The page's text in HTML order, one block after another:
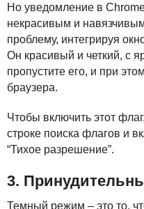
Но уведомление в
некрасивым и
проблему, интегрируя
Он красивый и четкий, с
пропустите его, и при
браузера.
Чтобы включить этот
строке поиска флагов и
“Тихое разрешение”.
3.
Темный режим – это то,